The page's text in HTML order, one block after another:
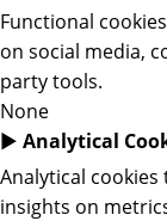
Functional
on social media,
party tools.
None
► Analytical
Analytical
insights on